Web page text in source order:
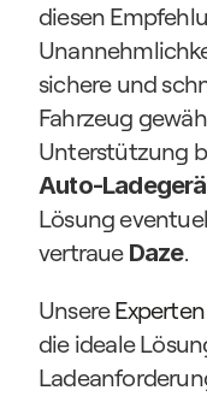
diesen
sichere und
Fahrzeug
Unterstützung
Auto-
Lösung
vertraue Daze.
Unsere Experten
die ideale